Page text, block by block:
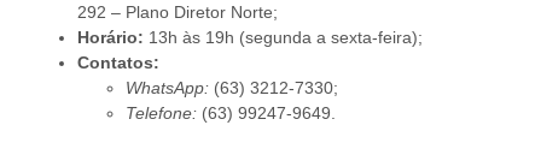
292 – Plano Diretor Norte;
Horário: 13h às 19h (segunda a sexta-feira);
Contatos:
WhatsApp: (63) 3212-7330;
Telefone: (63) 99247-9649.